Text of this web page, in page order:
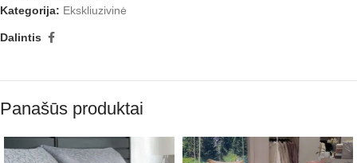
Kategorija: Ekskliuzivinė
Dalintis
Panašūs produktai